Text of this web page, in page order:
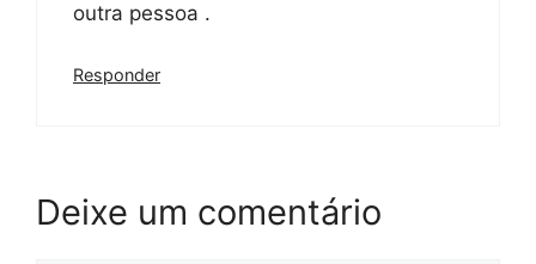
outra pessoa .
Responder
Deixe um comentário